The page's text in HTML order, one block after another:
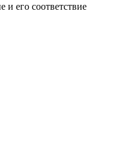
и его соответствие